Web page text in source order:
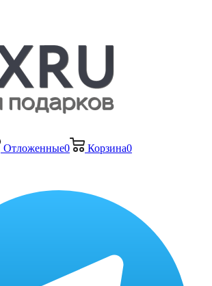
Отложенные0 Корзина0